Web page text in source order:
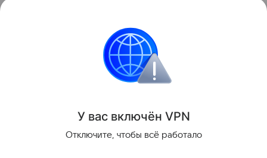
стороной губки и содой. Теперь плита выглядит
опрятно даже после самых «бурных» блюд.
У вас включён VPN
Отключите, чтобы всё работало